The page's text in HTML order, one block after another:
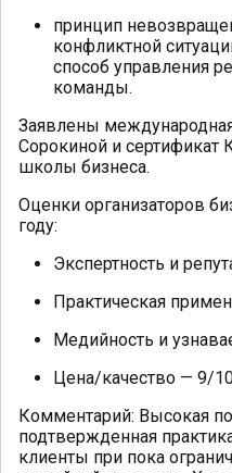
принцип
конфликтной
способ управления
команды.
Заявлены
Сорокиной и сертификат
школы бизнеса.
Оценки организаторов
году:
Экспертность и
Практическая
Медийность и
Цена/качество — 9/
Комментарий: Высокая
подтвержденная
клиенты при пока